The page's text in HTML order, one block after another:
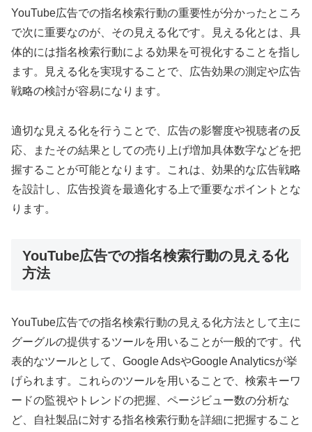
YouTube広告での指名検索行動の重要性が分かったところ
で次に重要なのが、その見える化です。見える化とは、具
体的には指名検索行動による効果を可視化することを指し
ます。見える化を実現することで、広告効果の測定や広告
戦略の検討が容易になります。
適切な見える化を行うことで、広告の影響度や視聴者の反
応、またその結果としての売り上げ増加具体数字などを把
握することが可能となります。これは、効果的な広告戦略
を設計し、広告投資を最適化する上で重要なポイントとな
ります。
YouTube広告での指名検索行動の見える化
方法
YouTube広告での指名検索行動の見える化方法として主に
グーグルの提供するツールを用いることが一般的です。代
表的なツールとして、Google AdsやGoogle Analyticsが挙
げられます。これらのツールを用いることで、検索キーワ
ードの監視やトレンドの把握、ページビュー数の分析な
ど、自社製品に対する指名検索行動を詳細に把握すること